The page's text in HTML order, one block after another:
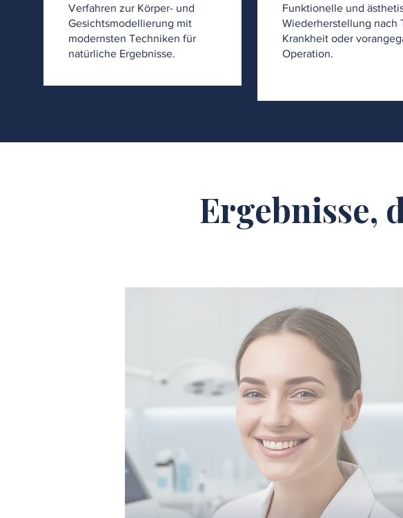
Verfahren zur Körper- und
Gesichtsmodellierung mit
modernsten Techniken für
natürliche Ergebnisse.
Funktionelle und
Wiederherstellung nach
Krankheit oder
Operation.
Ergebnisse,